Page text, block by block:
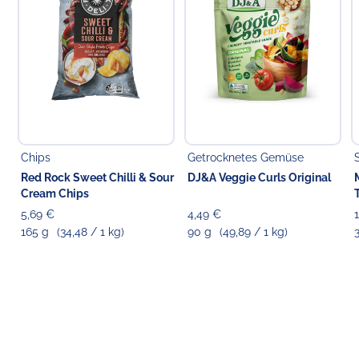
Chips
Red Rock Sweet Chilli & Sour
Cream Chips
5,69 €
165 g
(34,48 / 1 kg)
Getrocknetes Gemüse
DJ&A Veggie Curls Original
4,49 €
90 g
(49,89 / 1 kg)